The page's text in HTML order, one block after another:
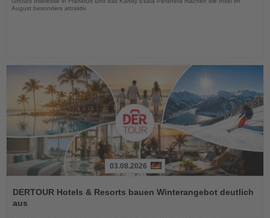
August besonders attraktiv
Sie
die
03.08.2026
DERTOUR Hotels & Resorts bauen Winterangebot deutlich
aus